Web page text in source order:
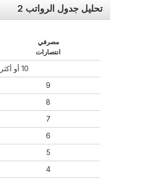
تحليل جدول الرواتب 2
مصرفي
انتصارات
10 أو أكثر
9
8
7
6
5
4